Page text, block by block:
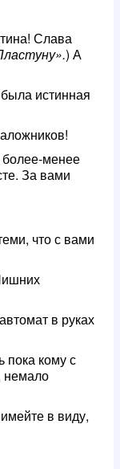
Слава
) А
истинная
менее
За вами
что с вами
в руках
пока кому с
немало
в виду,